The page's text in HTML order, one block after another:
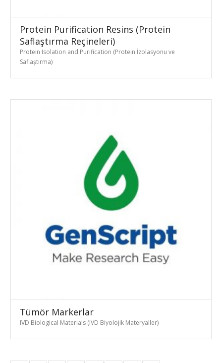
Protein Purification Resins (Protein
Saflaştırma Reçineleri)
Protein Isolation and Purification (Protein İzolasyonu ve
Saflaştırma)
Tümör Markerlar
IVD Biological Materials (IVD Biyolojik Materyaller)